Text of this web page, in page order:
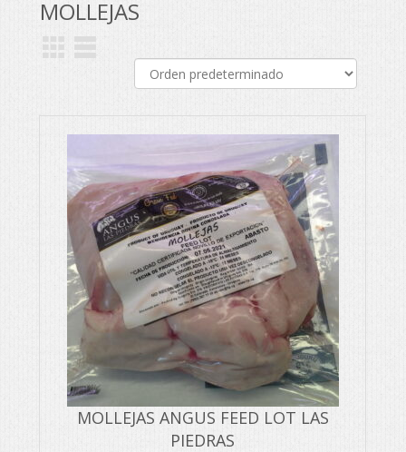
MOLLEJAS
MOLLEJAS ANGUS FEED LOT LAS
PIEDRAS